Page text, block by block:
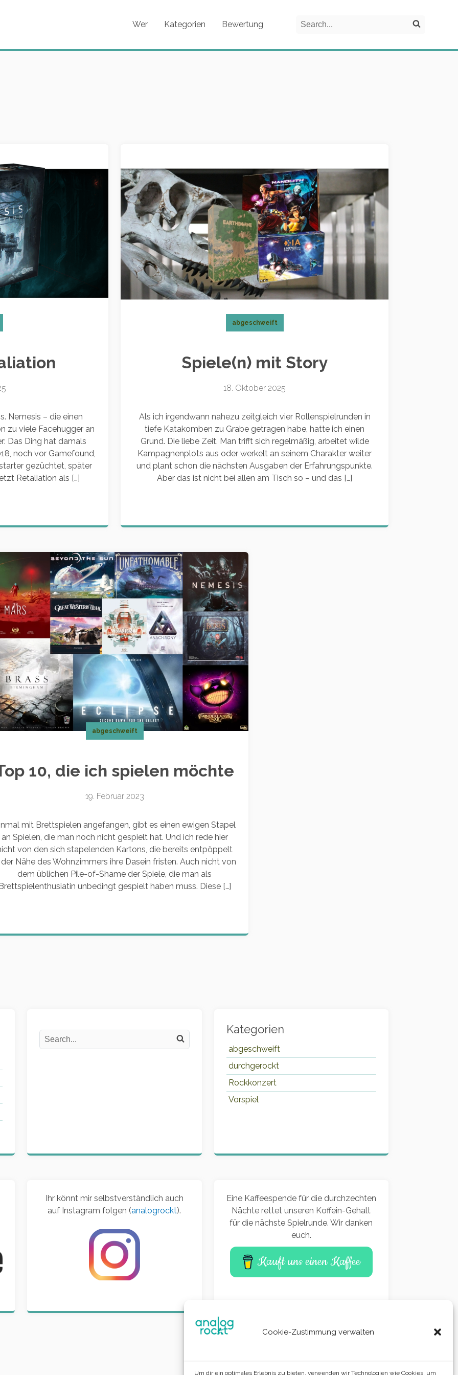
Cookie-Zustimmung verwalten
Um dir ein optimales Erlebnis zu bieten, verwenden wir Technologien wie Cookies, um
Wer Kategorien Bewertung
Search on the website
Search
Nemesis – die einen
zu viele Facehugger an
Das Ding hat damals
noch vor Gamefound,
gezüchtet, später
Retaliation als […]
abgeschweift
Spiele(n) mit Story
18. Oktober 2025
Als ich irgendwann nahezu zeitgleich vier Rollenspielrunden in
tiefe Katakomben zu Grabe getragen habe, hatte ich einen
Grund. Die liebe Zeit. Man trifft sich regelmäßig, arbeitet wilde
Kampagnenplots aus oder werkelt an seinem Charakter weiter
und plant schon die nächsten Ausgaben der Erfahrungspunkte.
Aber das ist nicht bei allen am Tisch so – und das […]
abgeschweift
10, die ich spielen möchte
19. Februar 2023
mit Brettspielen angefangen, gibt es einen ewigen Stapel
an Spielen, die man noch nicht gespielt hat. Und ich rede hier
von den sich stapelenden Kartons, die bereits entpöppelt
Nähe des Wohnzimmers ihre Dasein fristen. Auch nicht von
dem üblichen Pile-of-Shame der Spiele, die man als
unbedingt gespielt haben muss. Diese […]
Search on the website
Search
Kategorien
abgeschweift
durchgerockt
Rockkonzert
Vorspiel
Ihr könnt mir selbstverständlich auch
auf Instagram folgen (analogrockt).
Eine Kaffeespende für die durchzechten
Nächte rettet unseren Koffein-Gehalt
für die nächste Spielrunde. Wir danken
euch.
Kauft uns einen Kaffee